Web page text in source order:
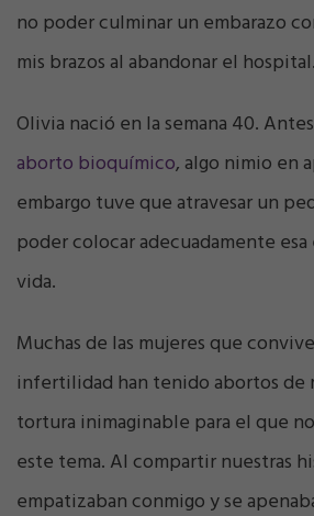
no poder culminar un embarazo
mis brazos al abandonar el hospital.
Olivia nació en la semana 40.
aborto bioquímico, algo nimio en
embargo tuve que atravesar un
poder colocar adecuadamente
vida.
Muchas de las mujeres que
infertilidad han tenido abortos de
tortura inimaginable para el que
este tema. Al compartir nuestras
empatizaban conmigo y se